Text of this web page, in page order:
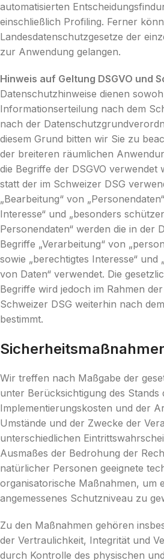
automatisierten
einschließlich Profiling. Ferner
Landesdatenschutzgesetze der
zur Anwendung gelangen.
Hinweis auf Geltung DSGVO und
Datenschutzhinweise dienen
Informationserteilung nach dem
nach der
diesem Grund bitten wir Sie zu
der breiteren räumlichen
die Begriffe der DSGVO verwendet
statt der im Schweizer DSG
„Bearbeitung“ von
Interesse“ und „besonders
Personendaten“ werden die in der
Begriffe „Verarbeitung“ von
sowie „berechtigtes Interesse“ und
von Daten“ verwendet. Die
Begriffe wird jedoch im Rahmen
Schweizer DSG weiterhin nach
bestimmt.
Wir treffen nach Maßgabe der
unter Berücksichtigung des Stands
Implementierungskosten und der
Umstände und der Zwecke der
unterschiedlichen
Ausmaßes der Bedrohung der
natürlicher Personen geeignete
organisatorische Maßnahmen, um
angemessenes Schutzniveau zu
Zu den Maßnahmen gehören
der Vertraulichkeit, Integrität und
durch Kontrolle des physischen